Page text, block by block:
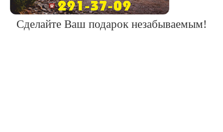
Сделайте Ваш подарок незабываемым!